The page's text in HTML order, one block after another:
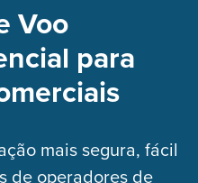
Voo
para
mais segura, fácil
de operadores de